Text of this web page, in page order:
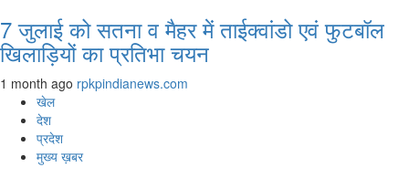
7 जुलाई को सतना व मैहर में ताईक्वांडो एवं फुटबॉल
खिलाड़ियों का प्रतिभा चयन
1 month ago rpkpindianews.com
खेल
देश
प्रदेश
मुख्य ख़बर